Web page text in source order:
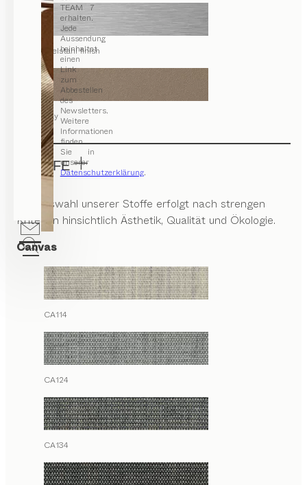
TEAM 7
erhalten.
Jede
Aussendung
beinhaltet
einen
Link
zum
Abbestellen
des
Newsletters.
Weitere
Informationen
finden
Sie in
unserer
Datenschutzerklärung.
Edelstahl finish
clay
STOFFE
Die Auswahl unserer Stoffe erfolgt nach strengen
Kriterien hinsichtlich Ästhetik, Qualität und Ökologie.
Canvas
CA114
CA124
CA134